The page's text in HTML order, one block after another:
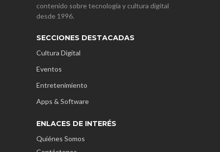
contenido sobre tecnología y cultura digital
desde 1996.
SECCIONES DESTACADAS
Cultura Digital
Eventos
Entretenimiento
Apps & Software
ENLACES DE INTERÉS
Quiénes Somos